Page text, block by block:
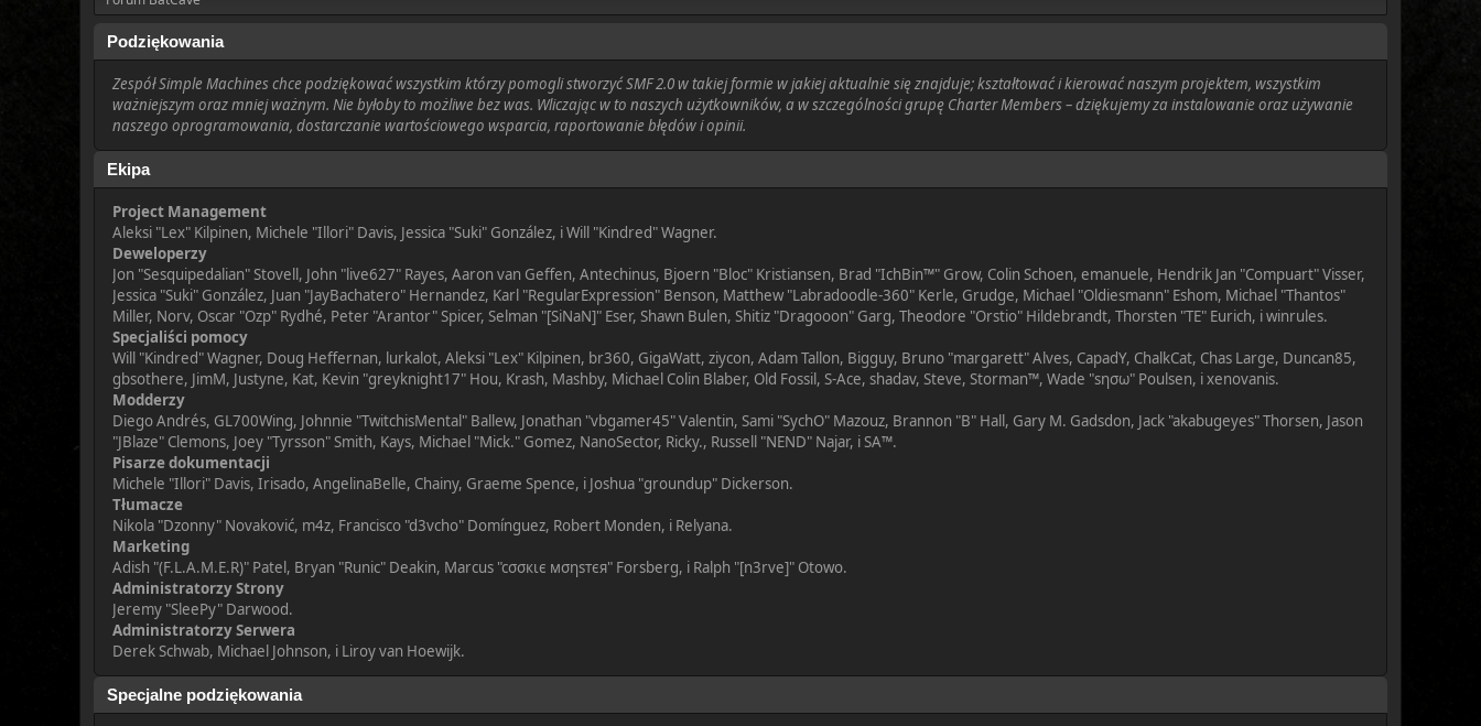
Podziękowania
Zespół Simple Machines chce podziękować wszystkim którzy pomogli stworzyć SMF 2.0 w takiej formie w jakiej aktualnie się znajduje; kształtować i kierować naszym projektem, wszystkim
ważniejszym oraz mniej ważnym. Nie byłoby to możliwe bez was. Wliczając w to naszych użytkowników, a w szczególności grupę Charter Members – dziękujemy za instalowanie oraz używanie
naszego oprogramowania, dostarczanie wartościowego wsparcia, raportowanie błędów i opinii.
Ekipa
Project Management
Aleksi "Lex" Kilpinen, Michele "Illori" Davis, Jessica "Suki" González, i Will "Kindred" Wagner.
Deweloperzy
Jon "Sesquipedalian" Stovell, John "live627" Rayes, Aaron van Geffen, Antechinus, Bjoern "Bloc" Kristiansen, Brad "IchBin™" Grow, Colin Schoen, emanuele, Hendrik Jan "Compuart" Visser,
Jessica "Suki" González, Juan "JayBachatero" Hernandez, Karl "RegularExpression" Benson, Matthew "Labradoodle-360" Kerle, Grudge, Michael "Oldiesmann" Eshom, Michael "Thantos"
Miller, Norv, Oscar "Ozp" Rydhé, Peter "Arantor" Spicer, Selman "[SiNaN]" Eser, Shawn Bulen, Shitiz "Dragooon" Garg, Theodore "Orstio" Hildebrandt, Thorsten "TE" Eurich, i winrules.
Specjaliści pomocy
Will "Kindred" Wagner, Doug Heffernan, lurkalot, Aleksi "Lex" Kilpinen, br360, GigaWatt, ziycon, Adam Tallon, Bigguy, Bruno "margarett" Alves, CapadY, ChalkCat, Chas Large, Duncan85,
gbsothere, JimM, Justyne, Kat, Kevin "greyknight17" Hou, Krash, Mashby, Michael Colin Blaber, Old Fossil, S-Ace, shadav, Steve, Storman™, Wade "sησω" Poulsen, i xenovanis.
Modderzy
Diego Andrés, GL700Wing, Johnnie "TwitchisMental" Ballew, Jonathan "vbgamer45" Valentin, Sami "SychO" Mazouz, Brannon "B" Hall, Gary M. Gadsdon, Jack "akabugeyes" Thorsen, Jason
"JBlaze" Clemons, Joey "Tyrsson" Smith, Kays, Michael "Mick." Gomez, NanoSector, Ricky., Russell "NEND" Najar, i SA™.
Pisarze dokumentacji
Michele "Illori" Davis, Irisado, AngelinaBelle, Chainy, Graeme Spence, i Joshua "groundup" Dickerson.
Tłumacze
Nikola "Dzonny" Novaković, m4z, Francisco "d3vcho" Domínguez, Robert Monden, i Relyana.
Marketing
Adish "(F.L.A.M.E.R)" Patel, Bryan "Runic" Deakin, Marcus "cσσкιє мσηѕтєя" Forsberg, i Ralph "[n3rve]" Otowo.
Administratorzy Strony
Jeremy "SleePy" Darwood.
Administratorzy Serwera
Derek Schwab, Michael Johnson, i Liroy van Hoewijk.
Specjalne podziękowania